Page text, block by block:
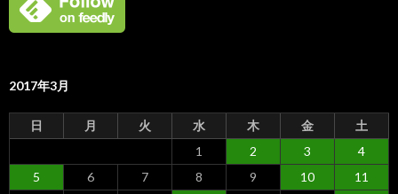
2017年3月
日 月 火 水 木 金 土
1 2 3
4
5
6 7 8 9 10
11